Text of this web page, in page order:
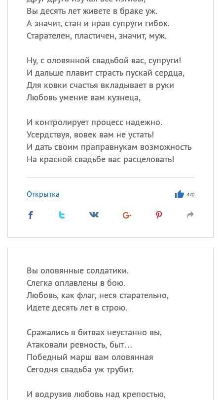
Вы десять лет живете в браке уж.
А значит, стан и нрав супруги гибок.
Старателен, пластичен, значит, муж.
Ну, с оловянной свадьбой вас, супруги!
И дальше плавит страсть пускай сердца,
Для ковки счастья вкладывает в руки
Любовь умение вам кузнеца,
И контролирует процесс надежно.
Усердствуя, вовек вам не устать!
И дать своим праправнукам возможность
На красной свадьбе вас расцеловать!
Открытка 470
Вы оловянные солдатики.
Слегка оплавлены в бою.
Любовь, как флаг, неся старательно,
Идете десять лет в строю.
Сражались в битвах неустанно вы,
Атаковали ревность, быт…
Победный марш вам оловянная
Сегодня свадьба уж трубит.
И водрузив любовь над крепостью,